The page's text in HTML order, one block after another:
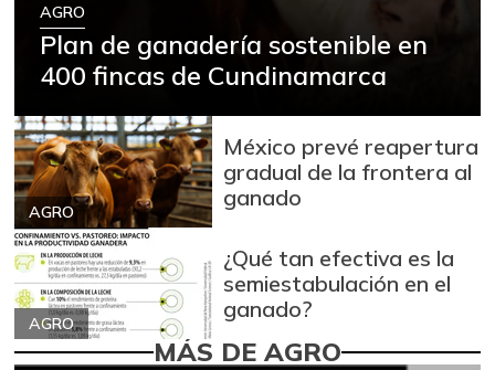
AGRO
Plan de ganadería sostenible en
400 fincas de Cundinamarca
AGRO
México prevé reapertura
gradual de la frontera al
ganado
AGRO
¿Qué tan efectiva es la
semiestabulación en el
ganado?
MÁS DE AGRO